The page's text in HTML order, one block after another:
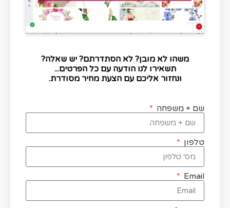
משהו לא מובן? לא הסתדרתם? יש שאלה?
תשאירו לנו הודעה עם כל הפרטים...
ונחזור אליכם עם הצעת מחיר מסודרת.
שם + משפחה
טלפון
Email